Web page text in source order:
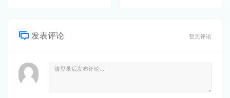
发表评论 暂无评论